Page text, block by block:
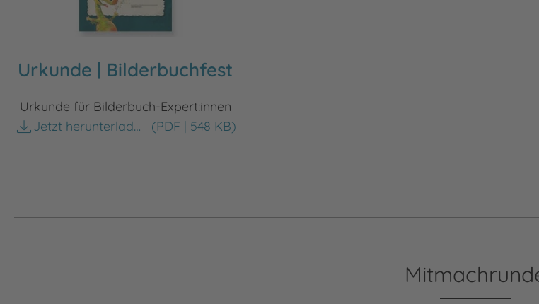
Urkunde | Bilderbuchfest
Urkunde für Bilderbuch-Expert:innen
Jetzt herunterladen
(PDF | 548 KB)